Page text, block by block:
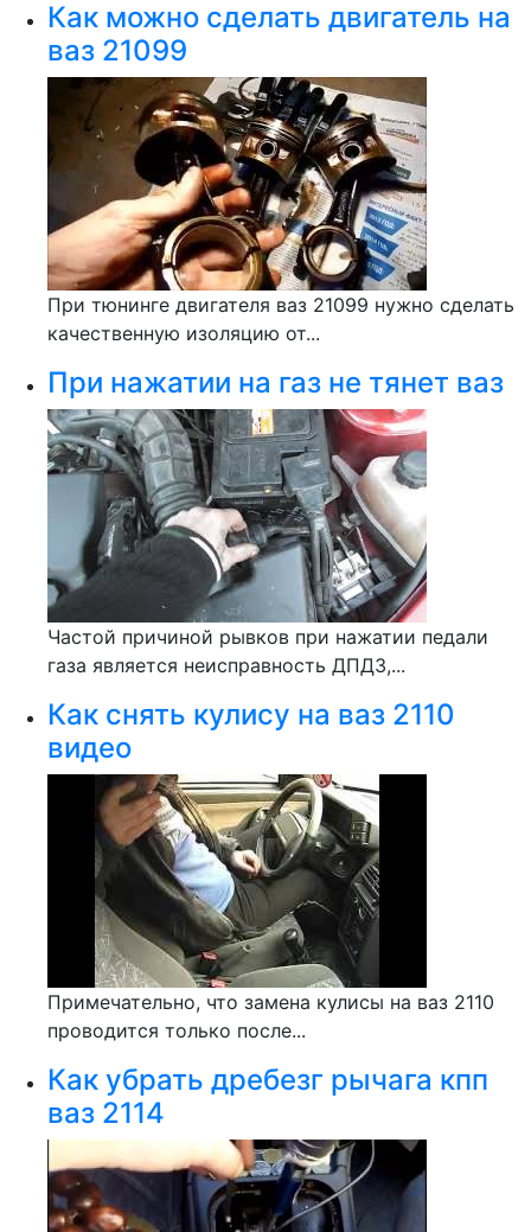
Как можно сделать двигатель на
ваз 21099
При тюнинге двигателя ваз 21099 нужно сделать
качественную изоляцию от...
При нажатии на газ не тянет ваз
Частой причиной рывков при нажатии педали
газа является неисправность ДПДЗ,...
Как снять кулису на ваз 2110
видео
Примечательно, что замена кулисы на ваз 2110
проводится только после...
Как убрать дребезг рычага кпп
ваз 2114